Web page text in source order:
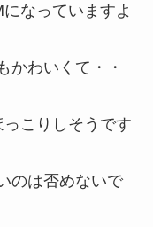
なっていますよ
かわいくて・・
こりしそうです
のは否めないで